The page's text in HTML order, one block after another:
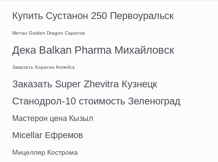
Купить Сустанон 250 Первоуральск
Метан Golden Dragon Саратов
Дека Balkan Pharma Михайловск
Заказать Хорагон Копейск
Заказать Super Zhevitra Кузнецк
Станодрол-10 стоимость Зеленоград
Мастерон цена Кызыл
Micellar Ефремов
Мицелляр Кострома